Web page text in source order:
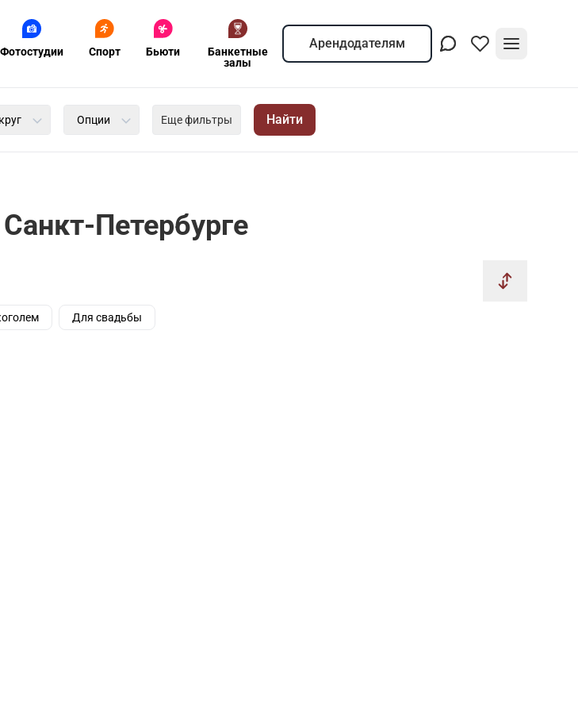
Фотостудии Спорт Бьюти
Банкетные
залы
Арендодателям
Опции Еще фильтры Найти
Петербурге
Для свадьбы